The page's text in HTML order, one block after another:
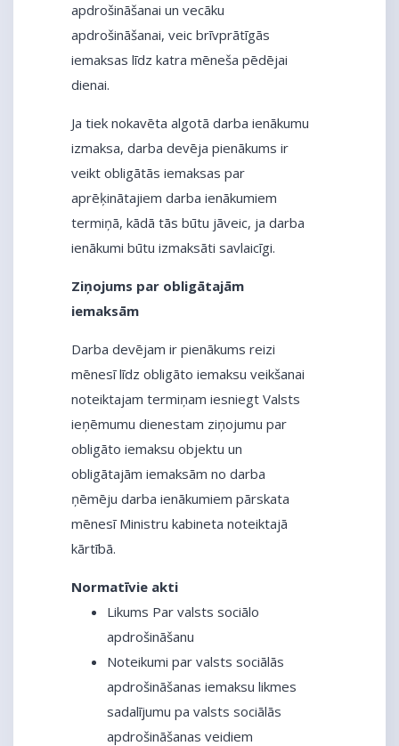
apdrošināšanai un vecāku
apdrošināšanai, veic brīvprātīgās
iemaksas līdz katra mēneša pēdējai
dienai.
Ja tiek nokavēta algotā darba ienākumu
izmaksa, darba devēja pienākums ir
veikt obligātās iemaksas par
aprēķinātajiem darba ienākumiem
termiņā, kādā tās būtu jāveic, ja darba
ienākumi būtu izmaksāti savlaicīgi.
Ziņojums par obligātajām
iemaksām
Darba devējam ir pienākums reizi
mēnesī līdz obligāto iemaksu veikšanai
noteiktajam termiņam iesniegt Valsts
ieņēmumu dienestam ziņojumu par
obligāto iemaksu objektu un
obligātajām iemaksām no darba
ņēmēju darba ienākumiem pārskata
mēnesī Ministru kabineta noteiktajā
kārtībā.
Normatīvie akti
Likums Par valsts sociālo
apdrošināšanu
Noteikumi par valsts sociālās
apdrošināšanas iemaksu likmes
sadalījumu pa valsts sociālās
apdrošināšanas veidiem